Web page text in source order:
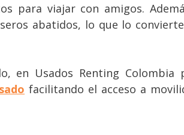
para viajar con amigos.
abatidos, lo que lo
en Usados Renting Colombia
facilitando el acceso a